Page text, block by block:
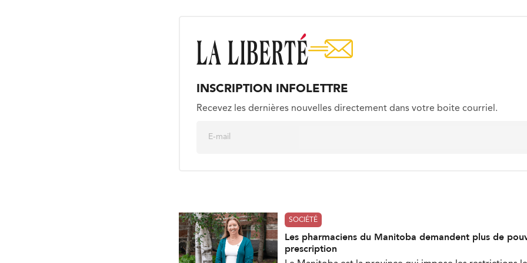
INSCRIPTION INFOLETTRE
Recevez les dernières nouvelles directement dans votre boite courriel.
SOCIÉTÉ
Les pharmaciens du Manitoba demandent plus de
prescription